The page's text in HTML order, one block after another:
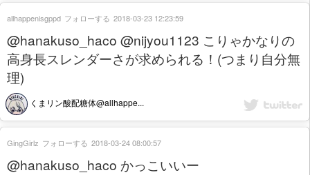
@hanakuso_haco @nijyou1123 こりゃかなりの
高身長スレンダーさが求められる！(つまり自分無
理)
くまリン酸配糖体@allhappe...
allhappenisgppd フォローする 2018-03-23 12:23:59
@hanakuso_haco かっこいいー
GingGirlz フォローする 2018-03-24 08:00:57